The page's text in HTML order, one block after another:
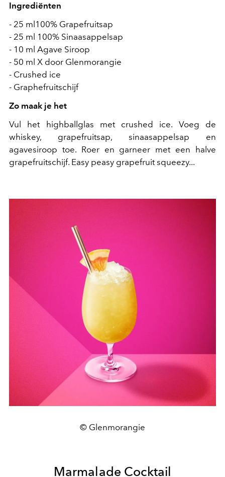
Ingrediënten
- 25 ml100% Grapefruitsap
- 25 ml 100% Sinaasappelsap
- 10 ml Agave Siroop
- 50 ml X door Glenmorangie
- Crushed ice
- Graphefruitschijf
Zo maak je het
Vul het highballglas met crushed ice. Voeg de
whiskey, grapefruitsap, sinaasappelsap en
agavesiroop toe. Roer en garneer met een halve
grapefruitschijf. Easy peasy grapefruit squeezy...
© Glenmorangie
Marmalade Cocktail